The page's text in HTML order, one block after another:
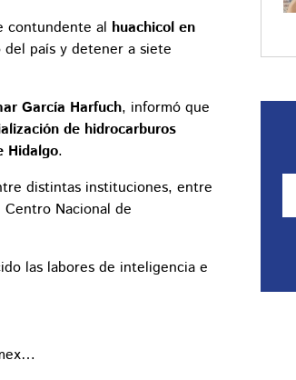
contundente al huachicol en
país y detener a siete
García Harfuch, informó que
de hidrocarburos
Hidalgo.
distintas instituciones, entre
Nacional de
las labores de inteligencia e